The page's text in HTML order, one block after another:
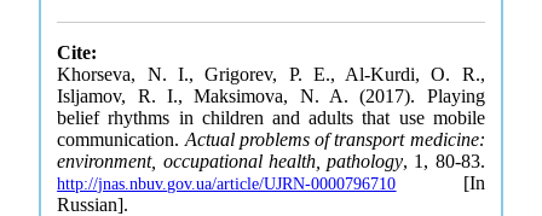
Cite:
Khorseva, N. I., Grigorev, P. E., Al-Kurdi, O. R.,
Isljamov, R. I., Maksimova, N. A. (2017). Playing
belief rhythms in children and adults that use mobile
communication. Actual problems of transport medicine:
environment, occupational health, pathology, 1, 80-83.
http://jnas.nbuv.gov.ua/article/UJRN-0000796710 [In
Russian].